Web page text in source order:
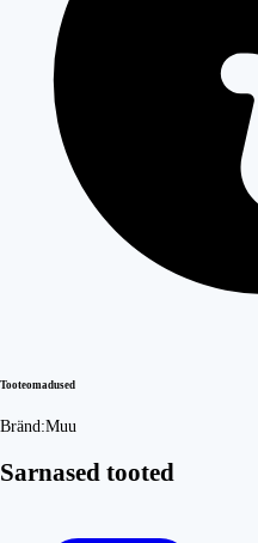
Tooteomadused
Bränd:Muu
Sarnased tooted